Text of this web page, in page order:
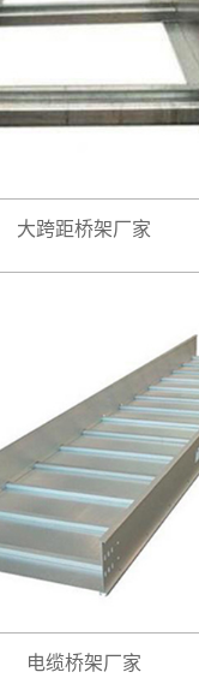
大跨距桥架厂家
电缆桥架厂家